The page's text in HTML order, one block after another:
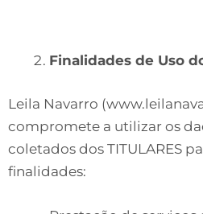
Finalidades de Uso
Leila Navarro
compromete a utilizar os
coletados dos TITULARES
finalidades: